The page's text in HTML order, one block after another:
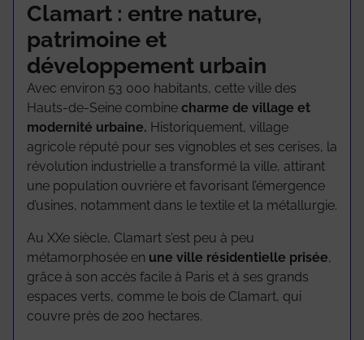
Clamart : entre nature,
patrimoine et
développement urbain
Avec environ 53 000 habitants, cette ville des
Hauts-de-Seine combine charme de village et
modernité urbaine. Historiquement, village
agricole réputé pour ses vignobles et ses cerises, la
révolution industrielle a transformé la ville, attirant
une population ouvrière et favorisant l’émergence
d’usines, notamment dans le textile et la métallurgie.
Au XXe siècle, Clamart s’est peu à peu
métamorphosée en une ville résidentielle prisée,
grâce à son accès facile à Paris et à ses grands
espaces verts, comme le bois de Clamart, qui
couvre près de 200 hectares.